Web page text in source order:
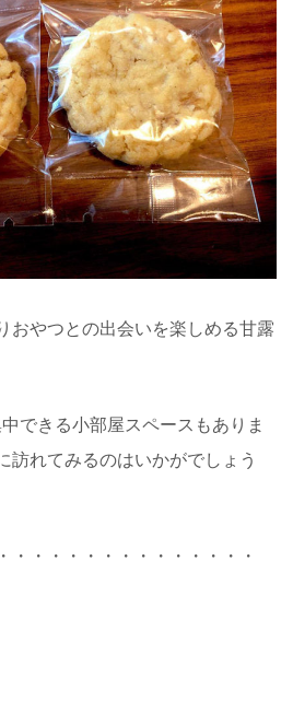
おやつとの出会いを楽しめる甘露
できる小部屋スペースもありま
訪れてみるのはいかがでしょう
・・・・・・・・・・・・・・